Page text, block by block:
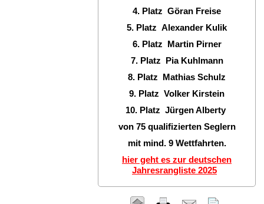
4. Platz Göran Freise
5. Platz Alexander Kulik
6. Platz Martin Pirner
7. Platz Pia Kuhlmann
8. Platz Mathias Schulz
9. Platz Volker Kirstein
10. Platz Jürgen Alberty
von 75 qualifizierten Seglern
mit mind. 9 Wettfahrten.
hier geht es zur deutschen
Jahresrangliste 2025